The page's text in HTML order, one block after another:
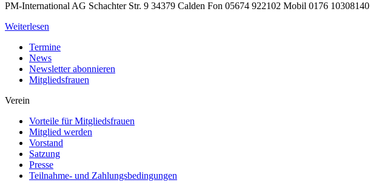
PM-International AG Schachter Str. 9 34379 Calden Fon 05674 922102 Mobil 0176 10308140
Weiterlesen
Termine
News
Newsletter abonnieren
Mitgliedsfrauen
Verein
Vorteile für Mitgliedsfrauen
Mitglied werden
Vorstand
Satzung
Presse
Teilnahme- und Zahlungsbedingungen